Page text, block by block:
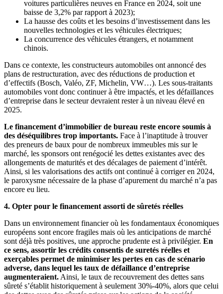
voitures particulières neuves en France en 2024, soit une
baisse de 3,2% par rapport à 2023);
La hausse des coûts et les besoins d’investissement dans les
nouvelles technologies et les véhicules électriques;
La concurrence des véhicules étrangers, et notamment
chinois.
Dans ce contexte, les constructeurs automobiles ont annoncé des
plans de restructuration, avec des réductions de production et
d’effectifs (Bosch, Valéo, ZF, Michelin, VW…). Les sous-traitants
automobiles vont donc continuer à être impactés, et les défaillances
d’entreprise dans le secteur devraient rester à un niveau élevé en
2025.
Le financement d’immobilier de bureau reste encore soumis à
des déséquilibres trop importants. Face à l’inaptitude à trouver
des preneurs de baux pour de nombreux immeubles mis sur le
marché, les sponsors ont renégocié les dettes existantes avec des
allongements de maturités et des décalages de paiement d’intérêt.
Ainsi, si les valorisations des actifs ont continué à corriger en 2024,
le paroxysme nécessaire de la phase d’apurement du marché n’a pas
encore eu lieu.
4. Opter pour le financement assorti de sûretés réelles
Dans un environnement financier où les fondamentaux économiques
européens sont encore fragiles mais où les anticipations de marché
sont déjà très positives, une approche prudente est à privilégier. En
ce sens, assortir les crédits consentis de suretés réelles et
exerçables permet de minimiser les pertes en cas de scénario
adverse, dans lequel les taux de défaillance d’entreprise
augmenteraient. Ainsi, le taux de recouvrement des dettes sans
sûreté s’établit historiquement à seulement 30%-40%, alors que celui